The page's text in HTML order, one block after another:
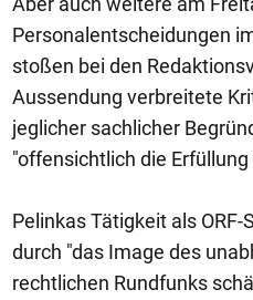
Personalentscheidungen
stoßen bei den
Aussendung verbreitete
jeglicher sachlicher
"offensichtlich die
Pelinkas Tätigkeit als
durch "das Image des
rechtlichen Rundfunks